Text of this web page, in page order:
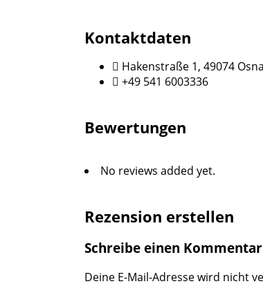
Kontaktdaten
Hakenstraße 1, 49074
+49 541 6003336
Bewertungen
No reviews added yet.
Rezension erstellen
Schreibe einen Kommentar
Deine E-Mail-Adresse wird nicht